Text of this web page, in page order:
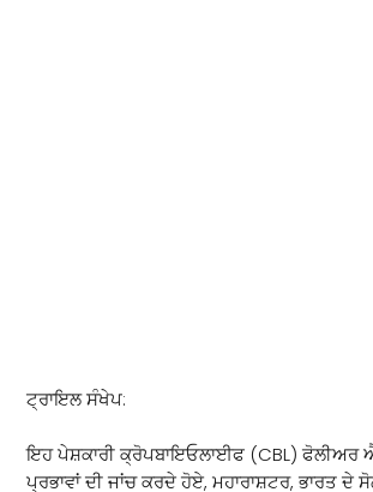
ਟ੍ਰਾਇਲ ਸੰਖੇਪ:
ਇਹ ਪੇਸ਼ਕਾਰੀ ਕ੍ਰੋਪਬਾਇਓਲਾਈਫ (CBL) ਫੋਲੀਅਰ
ਪ੍ਰਭਾਵਾਂ ਦੀ ਜਾਂਚ ਕਰਦੇ ਹੋਏ, ਮਹਾਰਾਸ਼ਟਰ, ਭਾਰਤ ਦੇ